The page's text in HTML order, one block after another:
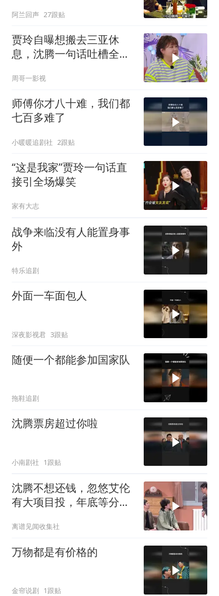
阿兰回声 27跟贴
贾玲自曝想搬去三亚休
息，沈腾一句话吐槽全场
周哥一影视
师傅你才八十难，我们都
七百多难了
小暖暖追剧社 2跟贴
“这是我家”贾玲一句话直
接引全场爆笑
家有大志
战争来临没有人能置身事
外
特乐追剧
外面一车面包人
深夜影视君 3跟贴
随便一个都能参加国家队
拖鞋追剧
沈腾票房超过你啦
小南剧社 1跟贴
沈腾不想还钱，忽悠艾伦
有大项目投，年底等分红
离谱见闻收集社
万物都是有价格的
金帘说剧 1跟贴